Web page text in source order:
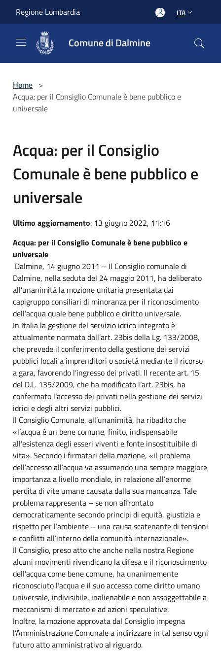
Regione Lombardia ITA
Comune di Dalmine
Home >
Acqua: per il Consiglio Comunale è bene pubblico e
universale
Acqua: per il Consiglio
Comunale è bene pubblico e
universale
Ultimo aggiornamento: 13 giugno 2022, 11:16
Acqua: per il Consiglio Comunale è bene pubblico e
universale
Dalmine, 14 giugno 2011 – Il Consiglio comunale di
Dalmine, nella seduta del 24 maggio 2011, ha deliberato
all’unanimità la mozione unitaria presentata dai
capigruppo consiliari di minoranza per il riconoscimento
dell’acqua quale bene pubblico e diritto universale.
In Italia la gestione del servizio idrico integrato è
attualmente normata dall’art. 23bis della Lg. 133/2008,
che prevede il conferimento della gestione dei servizi
pubblici locali a imprenditori o società mediante il ricorso
a gara, favorendo l’ingresso dei privati. Il recente art. 15
del D.L. 135/2009, che ha modificato l’art. 23bis, ha
confermato l’accesso dei privati nella gestione dei servizi
idrici e degli altri servizi pubblici.
Il Consiglio Comunale, all’unanimità, ha ribadito che
«l’acqua è un bene comune, finito, indispensabile
all’esistenza degli esseri viventi e fonte insostituibile di
vita». Secondo i firmatari della mozione, «il problema
dell’accesso all’acqua va assumendo una sempre maggiore
importanza a livello mondiale, in relazione all’enorme
perdita di vite umane causata dalla sua mancanza. Tale
problema rappresenta – se non affrontato
democraticamente secondo principi di equità, giustizia e
rispetto per l’ambiente – una causa scatenante di tensioni
e conflitti all’interno della comunità internazionale».
Il Consiglio, preso atto che anche nella nostra Regione
alcuni movimenti rivendicano la difesa e il riconoscimento
dell’acqua come bene comune, ha unanimemente
riconosciuto l’acqua e il suo accesso come diritto umano
universale, indivisibile, inalienabile e non assoggettabile a
meccanismi di mercato e ad azioni speculative.
Inoltre, la mozione approvata dal Consiglio impegna
l’Amministrazione Comunale a indirizzare in tal senso ogni
futuro atto amministrativo al riguardo.